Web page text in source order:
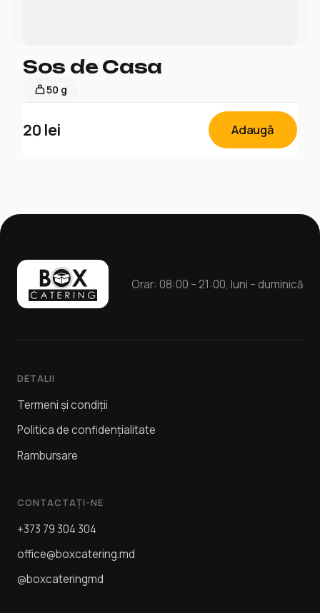
Sos de Casa
50 g
20 lei Adaugă
Orar: 08:00 – 21:00, luni – duminică
DETALII
Termeni și condiții
Politica de confidențialitate
Rambursare
CONTACTAȚI-NE
+373 79 304 304
office@boxcatering.md
@boxcateringmd